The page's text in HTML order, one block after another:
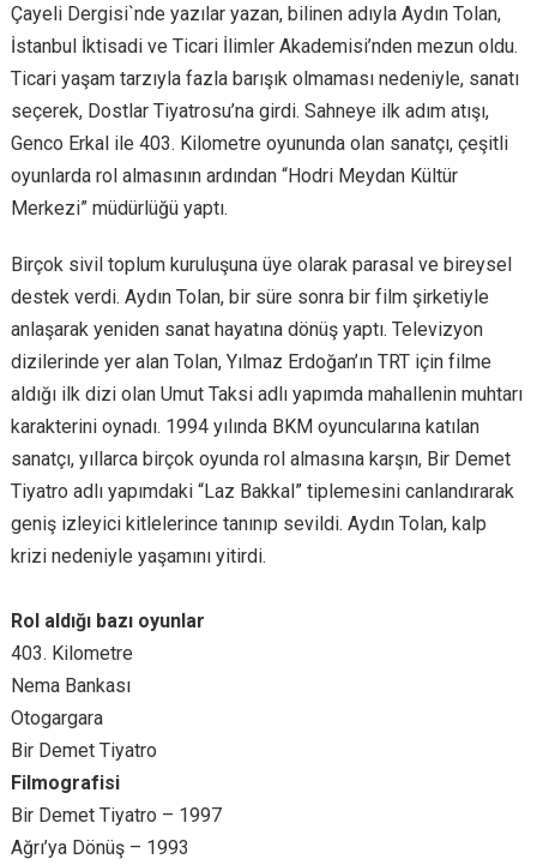
Çayeli Dergisi`nde yazılar yazan, bilinen adıyla Aydın Tolan,
İstanbul İktisadi ve Ticari İlimler Akademisi’nden mezun oldu.
Ticari yaşam tarzıyla fazla barışık olmaması nedeniyle, sanatı
seçerek, Dostlar Tiyatrosu’na girdi. Sahneye ilk adım atışı,
Genco Erkal ile 403. Kilometre oyununda olan sanatçı, çeşitli
oyunlarda rol almasının ardından “Hodri Meydan Kültür
Merkezi” müdürlüğü yaptı.
Birçok sivil toplum kuruluşuna üye olarak parasal ve bireysel
destek verdi. Aydın Tolan, bir süre sonra bir film şirketiyle
anlaşarak yeniden sanat hayatına dönüş yaptı. Televizyon
dizilerinde yer alan Tolan, Yılmaz Erdoğan’ın TRT için filme
aldığı ilk dizi olan Umut Taksi adlı yapımda mahallenin muhtarı
karakterini oynadı. 1994 yılında BKM oyuncularına katılan
sanatçı, yıllarca birçok oyunda rol almasına karşın, Bir Demet
Tiyatro adlı yapımdaki “Laz Bakkal” tiplemesini canlandırarak
geniş izleyici kitlelerince tanınıp sevildi. Aydın Tolan, kalp
krizi nedeniyle yaşamını yitirdi.
Rol aldığı bazı oyunlar
403. Kilometre
Nema Bankası
Otogargara
Bir Demet Tiyatro
Filmografisi
Bir Demet Tiyatro – 1997
Ağrı’ya Dönüş – 1993